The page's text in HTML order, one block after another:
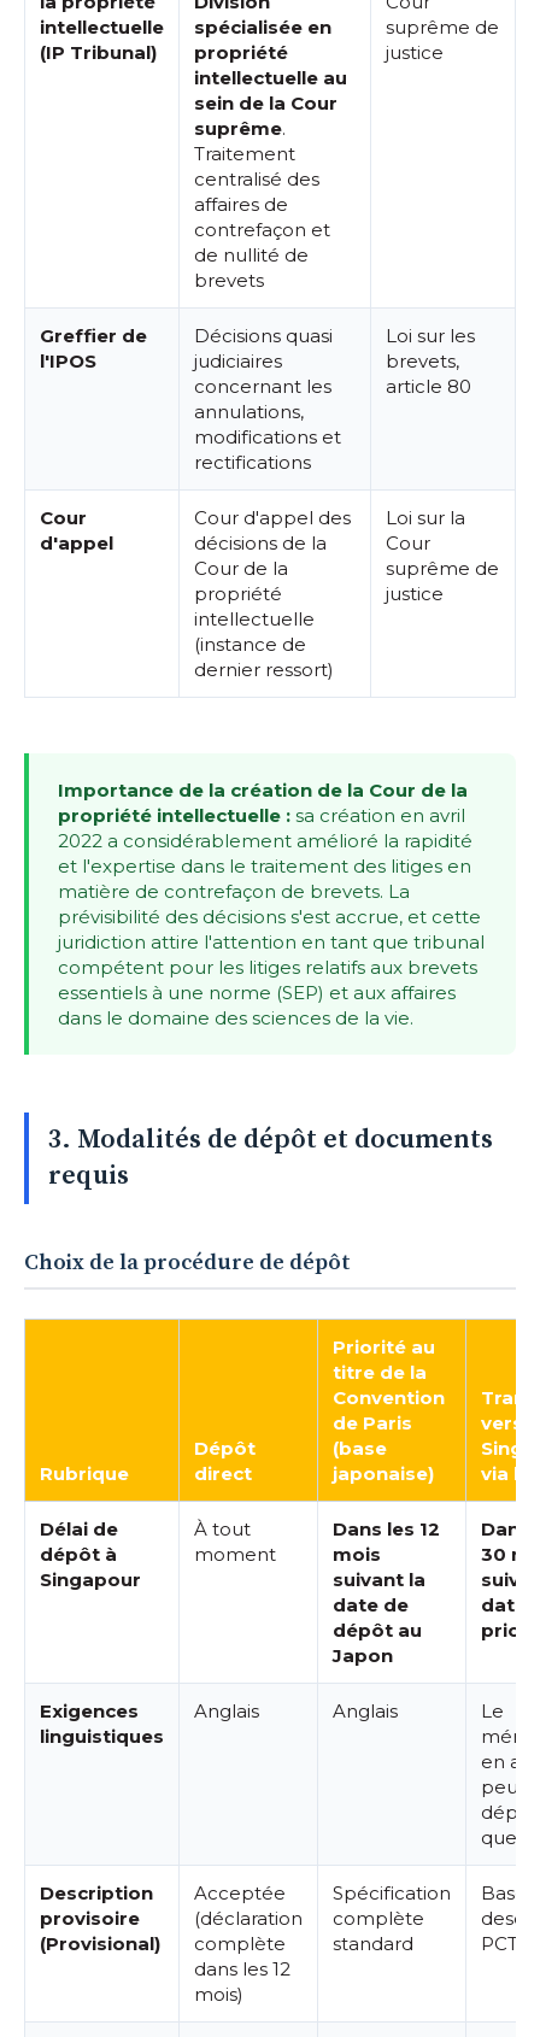
intellectuelle
(IP Tribunal)
spécialisée en
propriété
intellectuelle au
sein de la Cour
suprême.
Traitement
centralisé des
affaires de
contrefaçon et
de nullité de
brevets
suprême de
justice
Greffier de
l'IPOS
Décisions quasi
judiciaires
concernant les
annulations,
modifications et
rectifications
Loi sur les
brevets,
article 80
Cour
d'appel
Cour d'appel des
décisions de la
Cour de la
propriété
intellectuelle
(instance de
dernier ressort)
Loi sur la
Cour
suprême de
justice
Importance de la création de la Cour de la
propriété intellectuelle : sa création en avril
2022 a considérablement amélioré la rapidité
et l'expertise dans le traitement des litiges en
matière de contrefaçon de brevets. La
prévisibilité des décisions s'est accrue, et cette
juridiction attire l'attention en tant que tribunal
compétent pour les litiges relatifs aux brevets
essentiels à une norme (SEP) et aux affaires
dans le domaine des sciences de la vie.
3. Modalités de dépôt et documents
requis
Choix de la procédure de dépôt
Rubrique
Dépôt
direct
Priorité au
titre de la
Convention
de Paris
(base
japonaise)
vers
via le
Délai de
dépôt à
Singapour
À tout
moment
Dans les 12
mois
suivant la
date de
dépôt au
Japon
Dans
30
date
Exigences
linguistiques
Anglais Anglais
Le
en
peut
quel
Description
provisoire
(Provisional)
Acceptée
(déclaration
complète
dans les 12
mois)
Spécification
complète
standard
Basé
PCT